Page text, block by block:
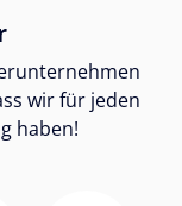
wir für jeden
haben!